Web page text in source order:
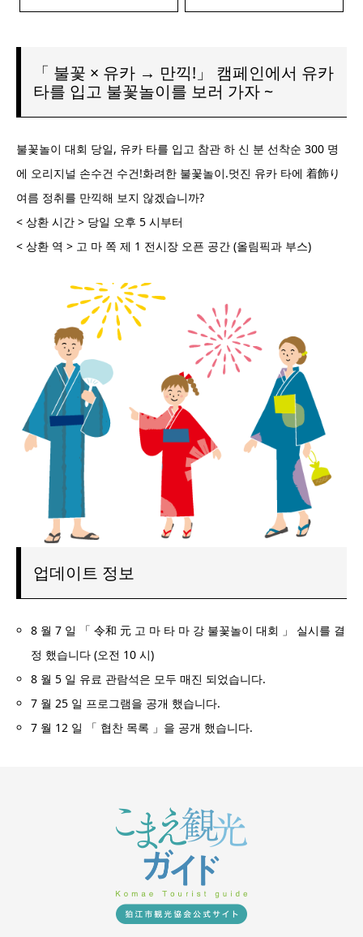
「 불꽃 × 유카 → 만끽!」 캠페인에서 유카
타를 입고 불꽃놀이를 보러 가자 ~
불꽃놀이 대회 당일, 유카 타를 입고 참관 하 신 분 선착순 300 명
에 오리지널 손수건 수건!화려한 불꽃놀이.멋진 유카 타에 着飾り
여름 정취를 만끽해 보지 않겠습니까?
< 상환 시간 > 당일 오후 5 시부터
< 상환 역 > 고 마 쪽 제 1 전시장 오픈 공간 (올림픽과 부스)
업데이트 정보
8 월 7 일 「 令和 元 고 마 타 마 강 불꽃놀이 대회 」 실시를 결
정 했습니다 (오전 10 시)
8 월 5 일 유료 관람석은 모두 매진 되었습니다.
7 월 25 일 프로그램을 공개 했습니다.
7 월 12 일 「 협찬 목록 」을 공개 했습니다.